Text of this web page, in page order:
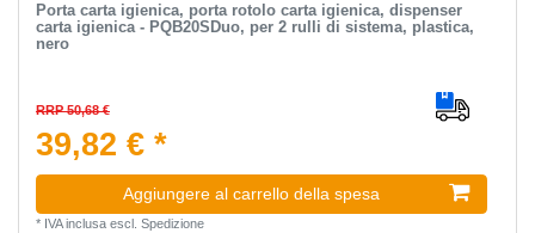
Porta carta igienica, porta rotolo carta igienica, dispenser
carta igienica - PQB20SDuo, per 2 rulli di sistema, plastica,
nero
RRP 50,68 €
39,82 € *
Aggiungere al carrello della spesa
* IVA inclusaescl. Spedizione